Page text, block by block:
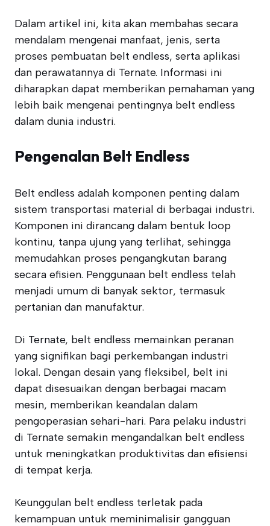
Dalam artikel ini, kita akan membahas secara
mendalam mengenai manfaat, jenis, serta
proses pembuatan belt endless, serta aplikasi
dan perawatannya di Ternate. Informasi ini
diharapkan dapat memberikan pemahaman yang
lebih baik mengenai pentingnya belt endless
dalam dunia industri.
Pengenalan Belt Endless
Belt endless adalah komponen penting dalam
sistem transportasi material di berbagai industri.
Komponen ini dirancang dalam bentuk loop
kontinu, tanpa ujung yang terlihat, sehingga
memudahkan proses pengangkutan barang
secara efisien. Penggunaan belt endless telah
menjadi umum di banyak sektor, termasuk
pertanian dan manufaktur.
Di Ternate, belt endless memainkan peranan
yang signifikan bagi perkembangan industri
lokal. Dengan desain yang fleksibel, belt ini
dapat disesuaikan dengan berbagai macam
mesin, memberikan keandalan dalam
pengoperasian sehari-hari. Para pelaku industri
di Ternate semakin mengandalkan belt endless
untuk meningkatkan produktivitas dan efisiensi
di tempat kerja.
Keunggulan belt endless terletak pada
kemampuan untuk meminimalisir gangguan